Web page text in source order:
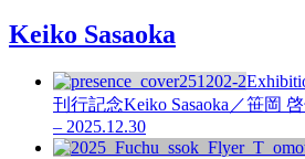
Keiko Sasaoka
刊行記念Keiko Sasaoka／笹岡 啓
– 2025.12.30